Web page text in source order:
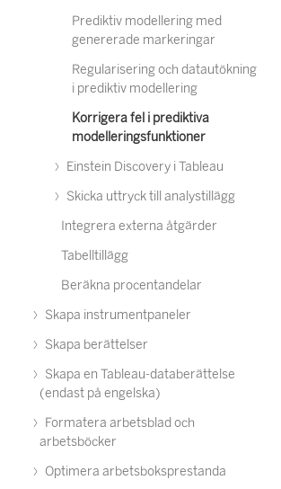
Prediktiv modellering med
genererade markeringar
Regularisering och datautökning
i prediktiv modellering
Korrigera fel i prediktiva
modelleringsfunktioner
Einstein Discovery i Tableau
Skicka uttryck till analystillägg
Integrera externa åtgärder
Tabelltillägg
Beräkna procentandelar
Skapa instrumentpaneler
Skapa berättelser
Skapa en Tableau-databerättelse
(endast på engelska)
Formatera arbetsblad och
arbetsböcker
Optimera arbetsboksprestanda